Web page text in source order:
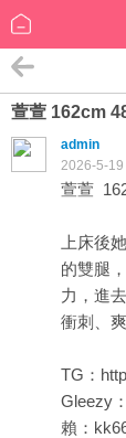
萱萱 162cm
admin
2026-5-19
萱萱
上床後
的雙腿
力，進
衝刺、
TG：
Gleezy
賴：